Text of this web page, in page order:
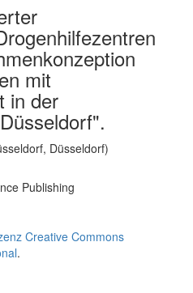
mit
in der
Düsseldorf)
Publishing
Creative Commons
.